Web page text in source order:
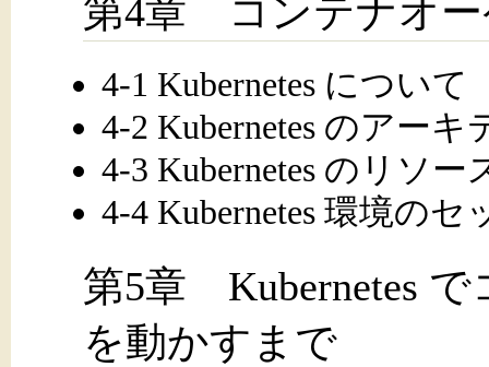
第4章 コンテナオー
4-1 Kubernetes について
4-2 Kubernetes のアーキ
4-3 Kubernetes のリソー
4-4 Kubernetes 環境のセ
第5章 Kubernetes
を動かすまで